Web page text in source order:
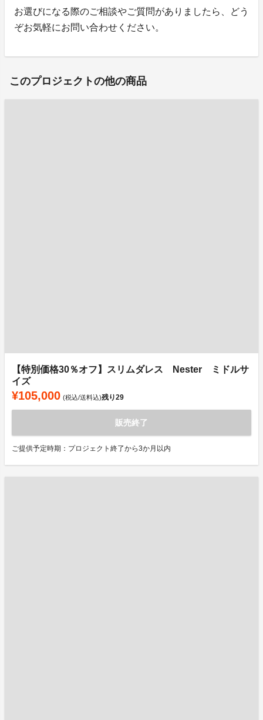
お選びになる際のご相談やご質問がありましたら、どう
ぞお気軽にお問い合わせください。
このプロジェクトの他の商品
【特別価格30％オフ】スリムダレス Nester ミドルサ
イズ
¥105,000 (税込/送料込)残り29
販売終了
ご提供予定時期：プロジェクト終了から3か月以内